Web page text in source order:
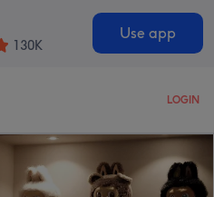
130K
Use app
LOGIN